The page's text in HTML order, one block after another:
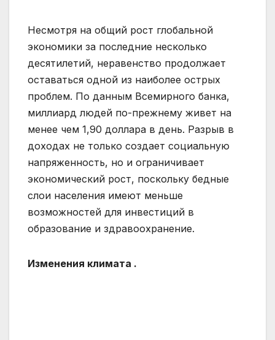
Несмотря на общий рост глобальной
экономики за последние несколько
десятилетий, неравенство продолжает
оставаться одной из наиболее острых
проблем. По данным Всемирного банка,
миллиард людей по-прежнему живет на
менее чем 1,90 доллара в день. Разрыв в
доходах не только создает социальную
напряженность, но и ограничивает
экономический рост, поскольку бедные
слои населения имеют меньше
возможностей для инвестиций в
образование и здравоохранение.
Изменения климата .